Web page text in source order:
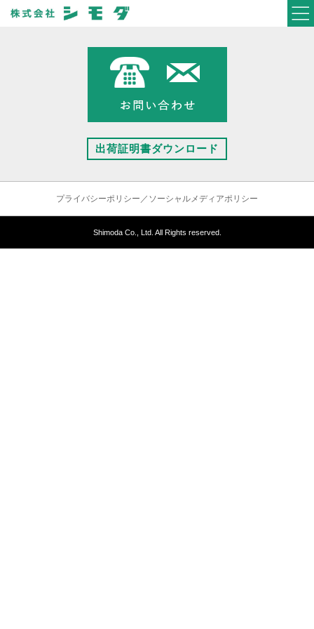
出荷証明書ダウンロード
プライバシーポリシー／ソーシャルメディアポリシー
Shimoda Co., Ltd. All Rights reserved.